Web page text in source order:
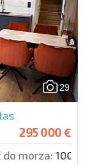
29
295 000 €
do morza: 100